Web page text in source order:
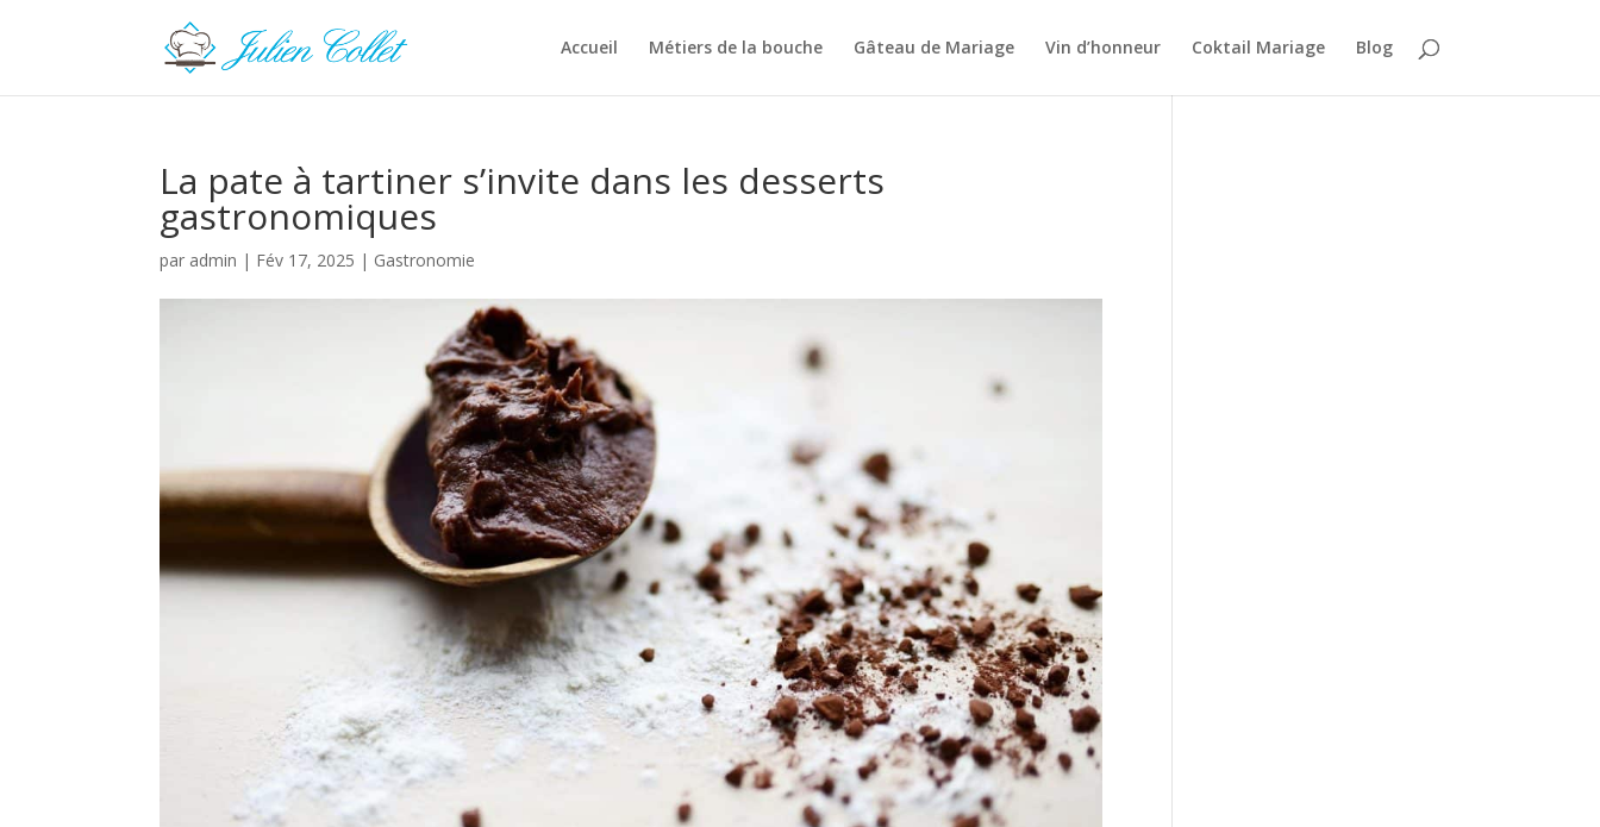
Accueil Métiers de la bouche Gâteau de Mariage Vin d’honneur Coktail Mariage Blog
La pate à tartiner s’invite dans les desserts
gastronomiques
par admin | Fév 17, 2025 | Gastronomie